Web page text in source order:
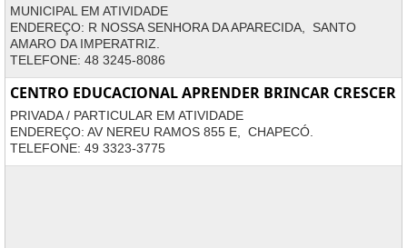
MUNICIPAL EM ATIVIDADE
ENDEREÇO: R NOSSA SENHORA DA APARECIDA, SANTO
AMARO DA IMPERATRIZ.
TELEFONE: 48 3245-8086
CENTRO EDUCACIONAL APRENDER BRINCAR CRESCER
PRIVADA / PARTICULAR EM ATIVIDADE
ENDEREÇO: AV NEREU RAMOS 855 E, CHAPECÓ.
TELEFONE: 49 3323-3775